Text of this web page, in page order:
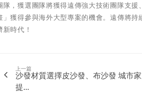
隊，獲選團隊將獲得遠傳強大技術團隊支
」獲得參與海外大型專案的機會。遠傳將
新時代！
上一篇
沙發材質選擇皮沙發、布沙發 城市
提...